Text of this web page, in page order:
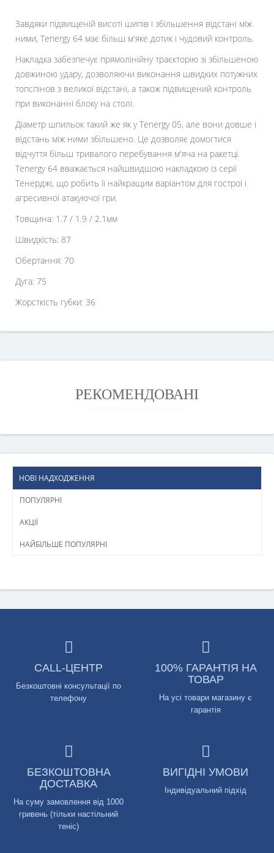
Завдяки підвищеній висоті шипів і збільшення відстані між
ними, Tenergy 64 має більш м'яке дотик і чудовий контроль.
Накладка забезпечує прямолінійну траєкторію зі збільшеною
довжиною удару, дозволяючи виконання швидких потужних
топспінов з великої відстані, а також підвищений контроль
при виконанні блоку на столі.
Діаметр шпильок такий же як у Tenergy 05, але вони довше і
відстань між ними збільшено. Це дозволяє домогтися
відчуття більш тривалого перебування м'яча на ракетці.
Tenergy 64 вважається найшвидшою накладкою із серії
Тенерджі, що робить її найкращим варіантом для гострої і
агресивної атакуючої гри.
Товщина: 1.7 / 1.9 / 2.1мм
Швидкість: 87
Обертання: 70
Дуга: 75
Жорсткість губки: 36
РЕКОМЕНДОВАНІ
НОВІ НАДХОДЖЕННЯ
ПОПУЛЯРНІ
АКЦІЇ
НАЙБІЛЬШЕ ПОПУЛЯРНІ
CALL-ЦЕНТР
Безкоштовні консультації по
телефону
100% ГАРАНТІЯ НА
ТОВАР
На усі товари магазину є
гарантія
БЕЗКОШТОВНА
ДОСТАВКА
На суму замовлення від 1000
гривень (тільки настільний
теніс)
ВИГІДНІ УМОВИ
Індивідуальний підхід